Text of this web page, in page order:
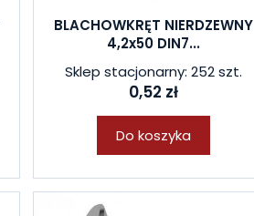
BLACHOWKRĘT NIERDZEWNY
4,2x50 DIN7...
Sklep stacjonarny: 252 szt.
0,52 zł
Do koszyka